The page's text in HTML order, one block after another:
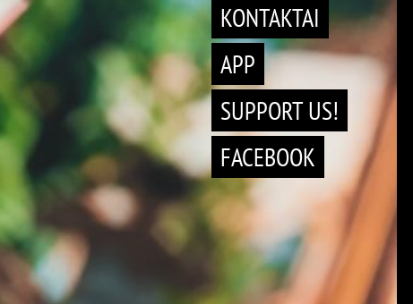
KONTAKTAI
APP
SUPPORT US!
FACEBOOK